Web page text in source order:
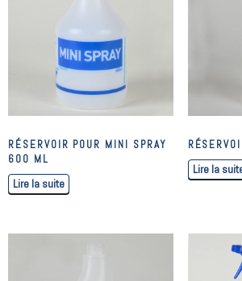
RÉSERVOIR POUR MINI SPRAY
600 ML
Lire la suite
Lire la